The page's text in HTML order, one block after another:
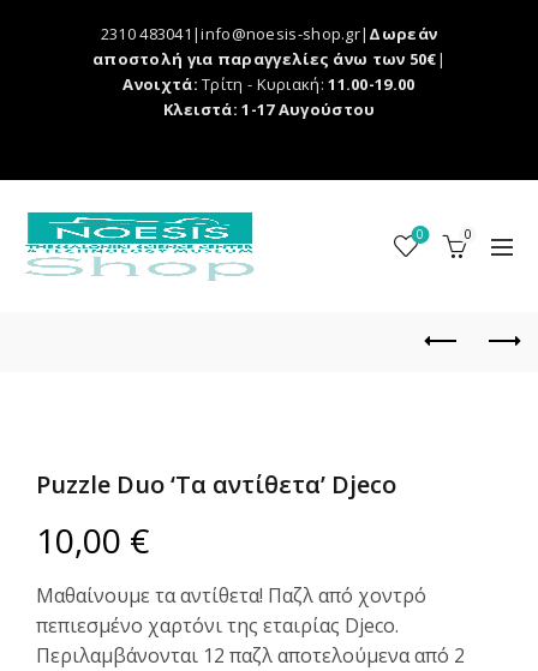
2310 483041|info@noesis-shop.gr| Δωρεάν
αποστολή για παραγγελίες άνω των 50€|
Ανοιχτά:Τρίτη - Κυριακή: 11.00-19.00
Κλειστά: 1-17 Αυγούστου
0 0
Puzzle Duo ‘Τα αντίθετα’ Djeco
10,00 €
Μαθαίνουμε τα αντίθετα! Παζλ από χοντρό
πεπιεσμένο χαρτόνι της εταιρίας Djeco.
Περιλαμβάνονται 12 παζλ αποτελούμενα από 2